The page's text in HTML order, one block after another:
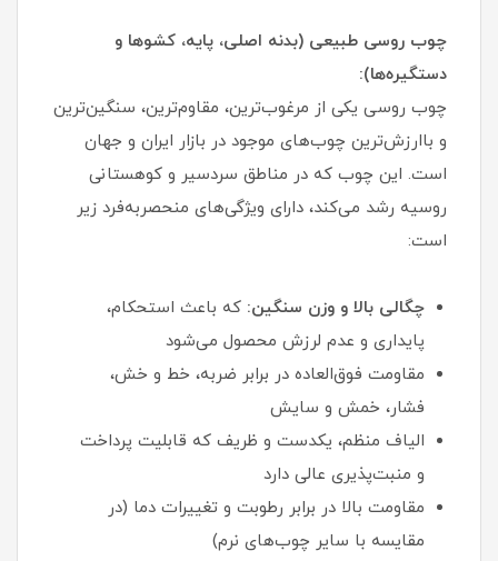
چوب روسی طبیعی (بدنه اصلی، پایه، کشوها و
دستگیره‌ها):
چوب روسی یکی از مرغوب‌ترین، مقاوم‌ترین، سنگین‌ترین
و باارزش‌ترین چوب‌های موجود در بازار ایران و جهان
است. این چوب که در مناطق سردسیر و کوهستانی
روسیه رشد می‌کند، دارای ویژگی‌های منحصربه‌فرد زیر
است:
چگالی بالا و وزن سنگین: که باعث استحکام،
پایداری و عدم لرزش محصول می‌شود
مقاومت فوق‌العاده در برابر ضربه، خط و خش،
فشار، خمش و سایش
الیاف منظم، یکدست و ظریف که قابلیت پرداخت
و منبت‌پذیری عالی دارد
مقاومت بالا در برابر رطوبت و تغییرات دما (در
مقایسه با سایر چوب‌های نرم)